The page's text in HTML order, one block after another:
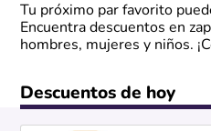
Tu próximo par favorito
Encuentra descuentos en
hombres, mujeres y niños.
Descuentos de hoy